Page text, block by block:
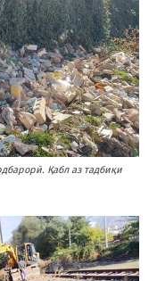
Қабл аз тадбиқи